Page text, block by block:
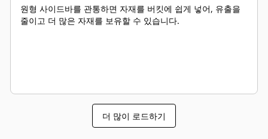
원형 사이드바를 관통하면 자재를 버킷에 쉽게 넣어, 유출을
줄이고 더 많은 자재를 보유할 수 있습니다.
더 많이 로드하기